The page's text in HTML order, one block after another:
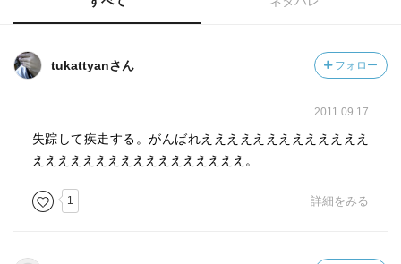
tukattyanさん フォロー
2011.09.17
失踪して疾走する。がんばれえええええええええええええ
えええええええええええええええええ。
1 詳細をみる